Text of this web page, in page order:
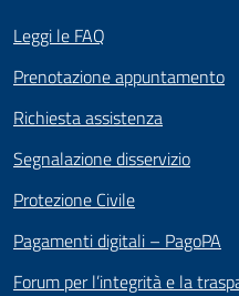
Leggi le FAQ
Prenotazione appuntamento
Richiesta assistenza
Segnalazione disservizio
Protezione Civile
Pagamenti digitali – PagoPA
Forum per l’integrità e la